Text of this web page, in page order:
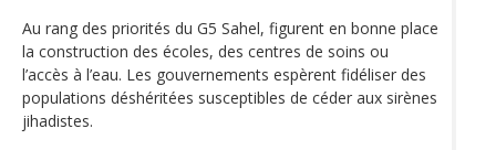
Au rang des priorités du G5 Sahel, figurent en bonne place
la construction des écoles, des centres de soins ou
l’accès à l’eau. Les gouvernements espèrent fidéliser des
populations déshéritées susceptibles de céder aux sirènes
jihadistes.